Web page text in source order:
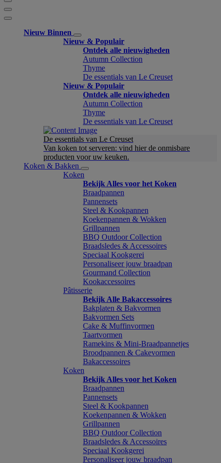
Nieuw Binnen
Nieuw & Populair
Ontdek alle nieuwigheden
Autumn Collection
Thyme
De essentials van Le Creuset
Nieuw & Populair
Ontdek alle nieuwigheden
Autumn Collection
Thyme
De essentials van Le Creuset
De essentials van Le Creuset
Van koken tot serveren: vind hier de onmisbare
producten voor uw keuken.
Koken & Bakken
Koken
Bekijk Alles voor het Koken
Braadpannen
Pannensets
Steel & Kookpannen
Koekenpannen & Wokken
Grillpannen
BBQ Outdoor Collection
Braadsledes & Accessoires
Speciaal Kookgerei
Personaliseer jouw braadpan
Gourmand Collection
Kookaccessoires
Pâtisserie
Bekijk Alle Bakaccessoires
Bakplaten & Bakvormen
Bakvormen Sets
Cake & Muffinvormen
Taartvormen
Ramekins & Mini-Braadpannetjes
Broodpannen & Cakevormen
Bakaccessoires
Koken
Bekijk Alles voor het Koken
Braadpannen
Pannensets
Steel & Kookpannen
Koekenpannen & Wokken
Grillpannen
BBQ Outdoor Collection
Braadsledes & Accessoires
Speciaal Kookgerei
Personaliseer jouw braadpan